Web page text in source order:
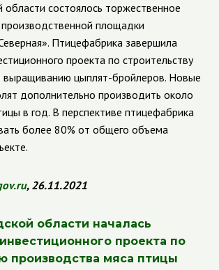
области состоялось торжественное
площадки
Птицефабрика завершила
проекта по строительству
выращиванию цыплят-бройлеров. Новые
дополнительно производить около
в год. В перспективе птицефабрика
более 80% от общего объема
, 26.11.2021
области началась
проекта по
производства мяса птицы